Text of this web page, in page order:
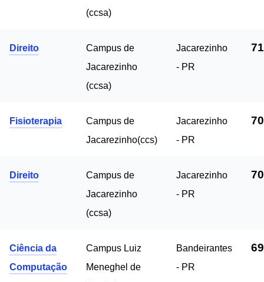
(ccsa)
Direito
Campus de
Jacarezinho
(ccsa)
Jacarezinho
- PR
Fisioterapia
Campus de
Jacarezinho(ccs)
Jacarezinho
- PR
Direito
Campus de
Jacarezinho
(ccsa)
Jacarezinho
- PR
Ciência da
Computação
Campus Luiz
Meneghel de
Bandeirantes
- PR